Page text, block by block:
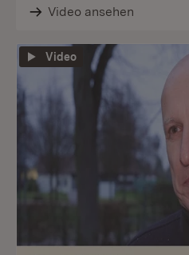
Video ansehen
Video